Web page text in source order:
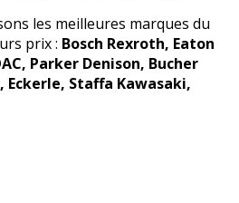
les meilleures marques du
prix : Bosch Rexroth, Eaton
Parker Denison, Bucher
Eckerle, Staffa Kawasaki,